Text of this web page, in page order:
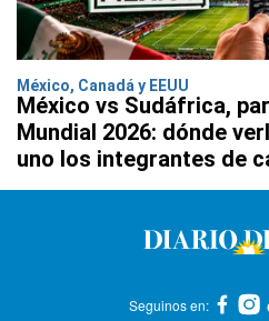
México, Canadá y EEUU
México vs Sudáfrica,
Mundial 2026: dónde
uno los integrantes de
Seguinos en: